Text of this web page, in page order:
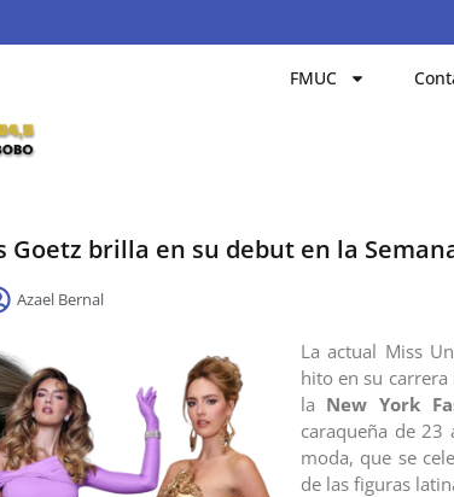
FMUC
Goetz brilla en su debut en la
Azael Bernal
La actual Miss
hito en su
la New York
caraqueña de
moda, que se
de las figuras